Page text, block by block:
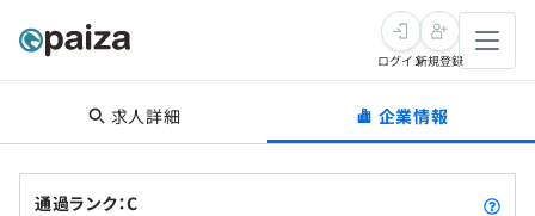
転職・キャリア
ログイン新規登録
求人詳細 企業情報
通過ランク：C